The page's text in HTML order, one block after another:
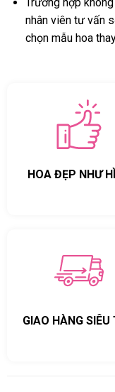
Trường hợp
nhân viên tư vấn
chọn mẫu hoa
HOA ĐẸP NHƯ
GIAO HÀNG SIÊU